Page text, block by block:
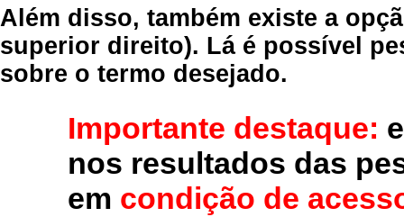
Além disso, também existe a
superior direito). Lá é possível
sobre o termo desejado.
Importante destaque:
nos resultados das
em condição de